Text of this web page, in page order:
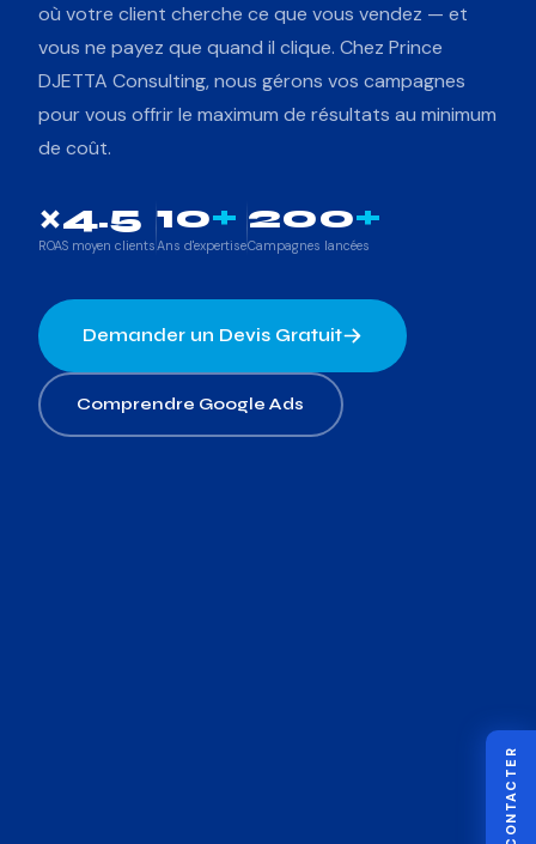
où votre client cherche ce que vous vendez — et
vous ne payez que quand il clique. Chez Prince
DJETTA Consulting, nous gérons vos campagnes
pour vous offrir le maximum de résultats au minimum
de coût.
×4.5
ROAS moyen clients
10+
Ans d'expertise
200+
Campagnes lancées
Demander un Devis Gratuit
Comprendre Google Ads